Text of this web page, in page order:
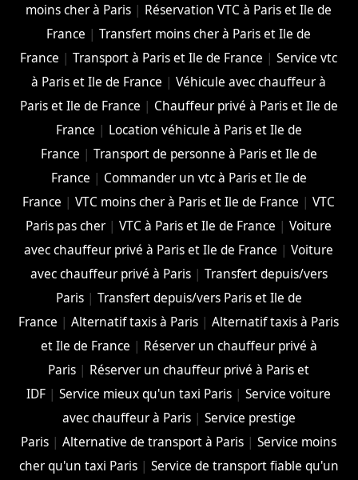
moins cher à Paris | Réservation VTC à Paris et Ile de
France |Transfert moins cher à Paris et Ile de
France |Transport à Paris et Ile de France |Service vtc
à Paris et Ile de France |Véhicule avec chauffeur à
Paris et Ile de France | Chauffeur privé à Paris et Ile de
France | Location véhicule à Paris et Ile de
France | Transport de personne à Paris et Ile de
France | Commander un vtc à Paris et Ile de
France |VTC moins cher à Paris et Ile de France |VTC
Paris pas cher |VTC à Paris et Ile de France |Voiture
avec chauffeur privé à Paris et Ile de France |Voiture
avec chauffeur privé à Paris| Transfert depuis/vers
Paris| Transfert depuis/vers Paris et Ile de
France |Alternatif taxis à Paris |Alternatif taxis à Paris
et Ile de France | Réserver un chauffeur privé à
Paris | Réserver un chauffeur privé à Paris et
IDF |Service mieux qu'un taxi Paris |Service voiture
avec chauffeur à Paris| Service prestige
Paris |Alternative de transport à Paris |Service moins
cher qu'un taxi Paris| Service de transport fiable qu'un